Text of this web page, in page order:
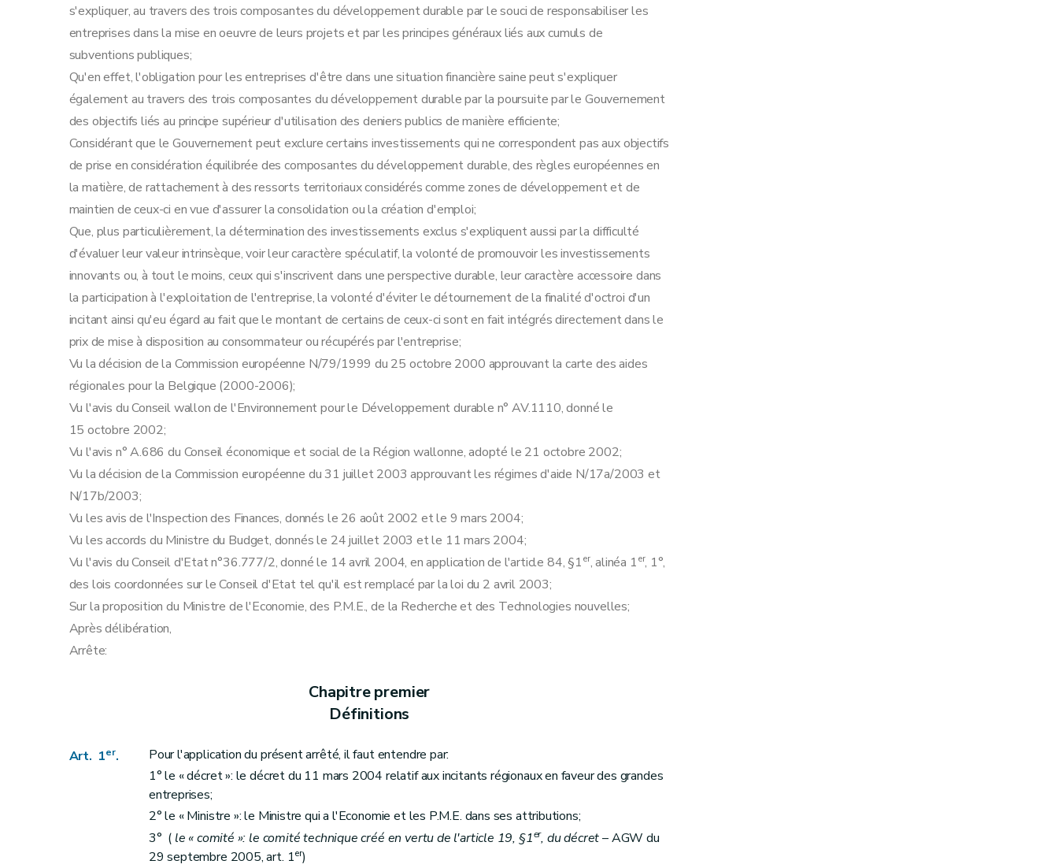
Art. 25
Art. 26
Art. 27
Art. 28
Art. 29
Chapitre III Dispositions modificatives, abrogatoires, transitoires et finales
Art. 30
Art. 31
Art. 32
Art. 33
Art. 34
Art. 35
Annexe
s'expliquer, au travers des trois composantes du développement durable par le souci de responsabiliser les
entreprises dans la mise en oeuvre de leurs projets et par les principes généraux liés aux cumuls de
subventions publiques;
Qu'en effet, l'obligation pour les entreprises d'être dans une situation financière saine peut s'expliquer
également au travers des trois composantes du développement durable par la poursuite par le Gouvernement
des objectifs liés au principe supérieur d'utilisation des deniers publics de manière efficiente;
Considérant que le Gouvernement peut exclure certains investissements qui ne correspondent pas aux objectifs
de prise en considération équilibrée des composantes du développement durable, des règles européennes en
la matière, de rattachement à des ressorts territoriaux considérés comme zones de développement et de
maintien de ceux-ci en vue d'assurer la consolidation ou la création d'emploi;
Que, plus particulièrement, la détermination des investissements exclus s'expliquent aussi par la difficulté
d'évaluer leur valeur intrinsèque, voir leur caractère spéculatif, la volonté de promouvoir les investissements
innovants ou, à tout le moins, ceux qui s'inscrivent dans une perspective durable, leur caractère accessoire dans
la participation à l'exploitation de l'entreprise, la volonté d'éviter le détournement de la finalité d'octroi d'un
incitant ainsi qu'eu égard au fait que le montant de certains de ceux-ci sont en fait intégrés directement dans le
prix de mise à disposition au consommateur ou récupérés par l'entreprise;
Vu la décision de la Commission européenne N/79/1999 du 25 octobre 2000 approuvant la carte des aides
régionales pour la Belgique (2000-2006);
Vu l'avis du Conseil wallon de l'Environnement pour le Développement durable n° AV.1110, donné le
15 octobre 2002;
Vu l'avis n° A.686 du Conseil économique et social de la Région wallonne, adopté le 21 octobre 2002;
Vu la décision de la Commission européenne du 31 juillet 2003 approuvant les régimes d'aide N/17a/2003 et
N/17b/2003;
Vu les avis de l'Inspection des Finances, donnés le 26 août 2002 et le 9 mars 2004;
Vu les accords du Ministre du Budget, donnés le 24 juillet 2003 et le 11 mars 2004;
Vu l'avis du Conseil d'Etat n°36.777/2, donné le 14 avril 2004, en application de l'article 84, §1er, alinéa 1er, 1°,
des lois coordonnées sur le Conseil d'Etat tel qu'il est remplacé par la loi du 2 avril 2003;
Sur la proposition du Ministre de l'Economie, des P.M.E., de la Recherche et des Technologies nouvelles;
Après délibération,
Arrête:
Chapitre premier
Définitions
Art. 1er.
Pour l'application du présent arrêté, il faut entendre par:
1° le « décret »: le décret du 11 mars 2004 relatif aux incitants régionaux en faveur des grandes
entreprises;
2° le « Ministre »: le Ministre qui a l'Economie et les P.M.E. dans ses attributions;
3° ( le « comité »: le comité technique créé en vertu de l'article 19, §1er, du décret– AGW du
29 septembre 2005, art. 1er)